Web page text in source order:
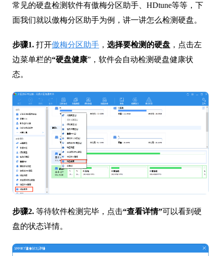
常见的硬盘检测软件有傲梅分区助手、HDtune等等，下
面我们就以傲梅分区助手为例，讲一讲怎么检测硬盘。
步骤1. 打开傲梅分区助手 ， 选择要检测的硬盘 ，点击左
边菜单栏的“硬盘健康”，软件会自动检测硬盘健康状
态。
步骤2. 等待软件检测完毕，点击“查看详情”可以看到硬
盘的状态详情。